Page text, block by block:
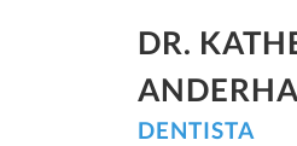
DR.
DENTISTA